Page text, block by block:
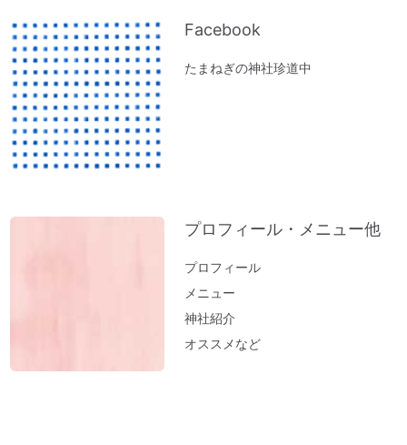
（動画）」
『限りある時間の使い方』～実家の断捨離
で思うこと
ペットヒーリング（お散歩コースに霊体さ
んがいるとフリーズするワンコ）
実家の断捨離（食器棚編）
実家の断捨離（冷蔵庫編）
邪気の出し方～足裏トントン
「難」がないのは「無難な人生」
開運おそうじ（洗濯編）部屋干しのニオイ
医師が解説するオルゴール療法「ひびきが
Facebook
たまねぎの神社珍道中
プロフィール・メニュー他
プロフィール
メニュー
神社紹介
オススメなど